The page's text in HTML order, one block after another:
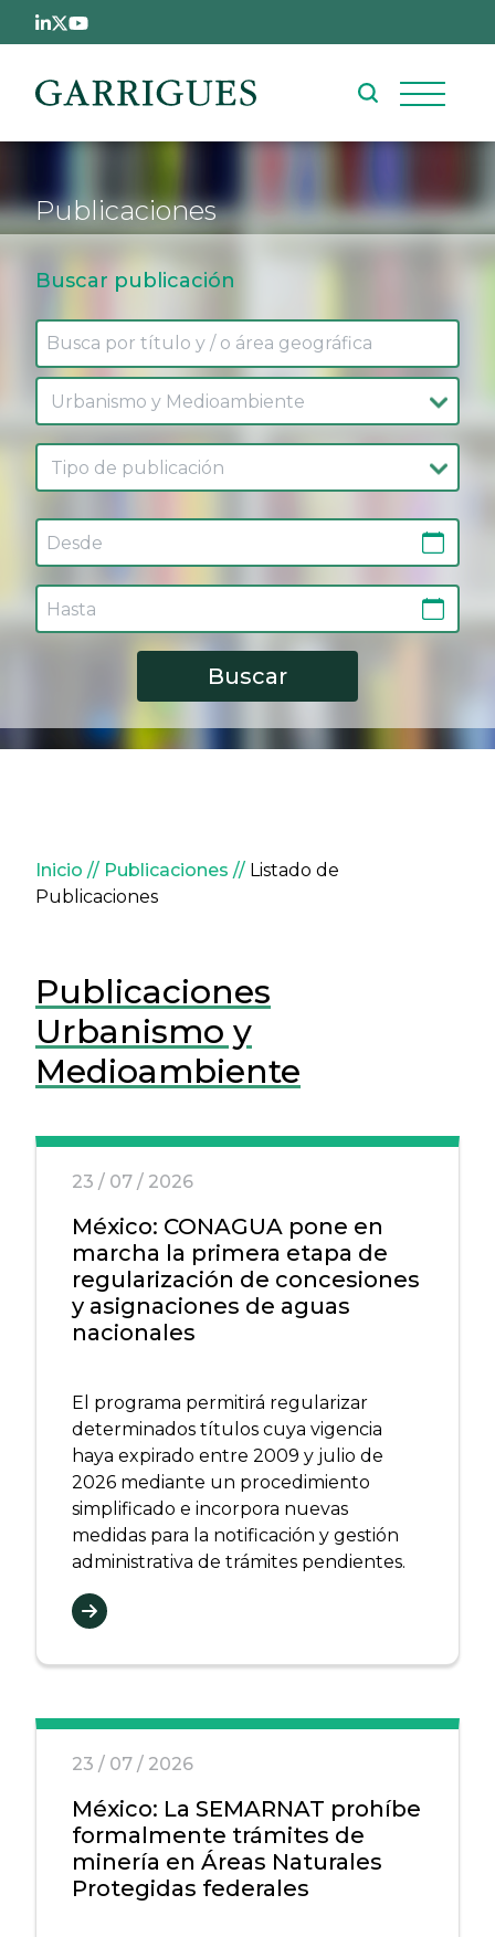
Pasar al contenido principal
Publicaciones
Buscar publicación
Sobrescribir enlaces de
Inicio Publicaciones
Listado de
Publicaciones
Publicaciones
Urbanismo y
Medioambiente
23 / 07 / 2026
México: CONAGUA pone en
marcha la primera etapa de
regularización de concesiones
y asignaciones de aguas
nacionales
El programa permitirá regularizar
determinados títulos cuya vigencia
haya expirado entre 2009 y julio de
2026 mediante un procedimiento
simplificado e incorpora nuevas
medidas para la notificación y gestión
administrativa de trámites pendientes.
23 / 07 / 2026
México: La SEMARNAT prohíbe
formalmente trámites de
minería en Áreas Naturales
Protegidas federales